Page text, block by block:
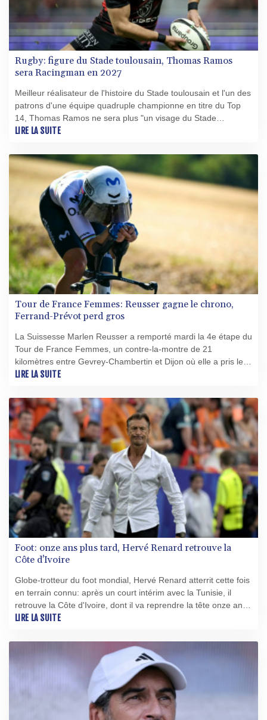
Rugby: figure du Stade toulousain, Thomas Ramos
sera Racingman en 2027
Meilleur réalisateur de l'histoire du Stade toulousain et l'un des
patrons d'une équipe quadruple championne en titre du Top
14, Thomas Ramos ne sera plus "un visage du Stade
toulousain" à partir de l'été 2027, a annoncé le club Rouge et
LIRE LA SUITE
Tour de France Femmes: Reusser gagne le chrono,
Ferrand-Prévot perd gros
La Suissesse Marlen Reusser a remporté mardi la 4e étape du
Tour de France Femmes, un contre-la-montre de 21
kilomètres entre Gevrey-Chambertin et Dijon où elle a pris le
maillot jaune de leader à la Norvégienne Sigrid Haugset.
LIRE LA SUITE
Foot: onze ans plus tard, Hervé Renard retrouve la
Côte d'Ivoire
Globe-trotteur du foot mondial, Hervé Renard atterrit cette fois
en terrain connu: après un court intérim avec la Tunisie, il
retrouve la Côte d'Ivoire, dont il va reprendre la tête onze ans
après un sacre en Coupe d'Afrique des nations.
LIRE LA SUITE